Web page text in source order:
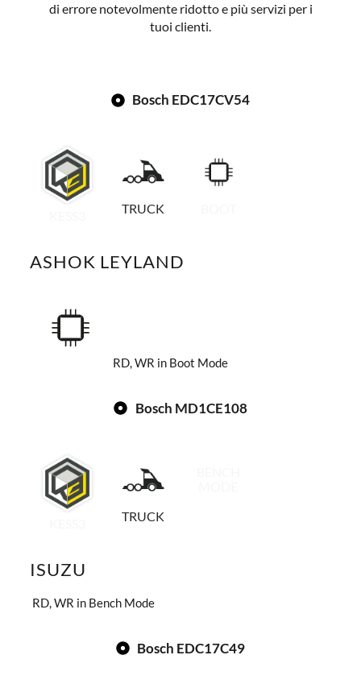
di errore notevolmente ridotto e più servizi per i
tuoi clienti.
Bosch EDC17CV54
TRUCK
ASHOK LEYLAND
RD, WR in Boot Mode
Bosch MD1CE108
TRUCK
ISUZU
RD, WR in Bench Mode
Bosch EDC17C49